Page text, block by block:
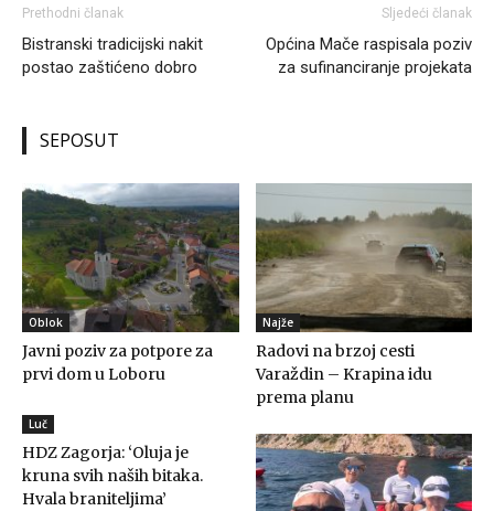
Prethodni članak
Bistranski tradicijski nakit
postao zaštićeno dobro
Sljedeći članak
Općina Mače raspisala poziv
za sufinanciranje projekata
SEPOSUT
Oblok
Javni poziv za potpore za
prvi dom u Loboru
Najže
Radovi na brzoj cesti
Varaždin – Krapina idu
prema planu
Luč
HDZ Zagorja: ‘Oluja je
kruna svih naših bitaka.
Hvala braniteljima’